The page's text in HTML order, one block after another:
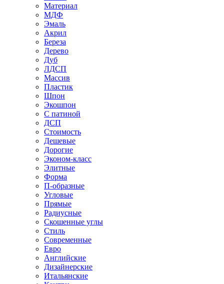
Материал
МДФ
Эмаль
Акрил
Береза
Дерево
Дуб
ЛДСП
Массив
Пластик
Шпон
Экошпон
С патиной
ДСП
Стоимость
Дешевые
Дорогие
Эконом-класс
Элитные
Форма
П-образные
Угловые
Прямые
Радиусные
Скошенные углы
Стиль
Современные
Евро
Английские
Дизайнерские
Итальянские